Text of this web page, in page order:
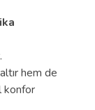
hem de
konfor